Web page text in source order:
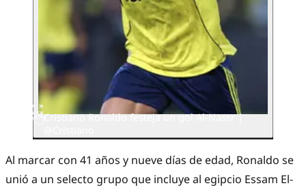
Cristiano Ronaldo festeja un gol Al-Nassr |
Al marcar con 41 años y nueve días de edad, Ronaldo se
unió a un selecto grupo que incluye al egipcio Essam El-